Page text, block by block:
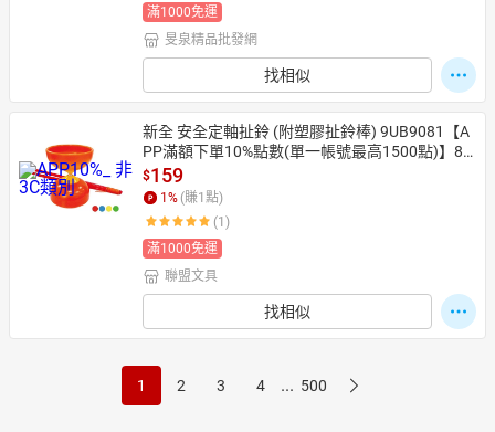
滿1000免運
旻泉精品批發網
找相似
新全 安全定軸扯鈴 (附塑膠扯鈴棒) 9UB9081【A
PP滿額下單10%點數(單一帳號最高1500點)】8/
31止
$159
1 % (賺1 點)
(1)
滿1000免運
聯盟文具
找相似
1 2 3 4 ... 500